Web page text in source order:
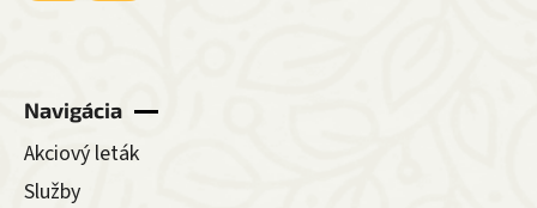
Navigácia
Akciový leták
Služby